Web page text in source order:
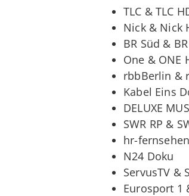
TLC & TLC
Nick & Nick
BR Süd &
One & ONE
rbbBerlin &
Kabel Eins
DELUXE
SWR RP &
hr-
N24 Doku
ServusTV &
Eurosport 1